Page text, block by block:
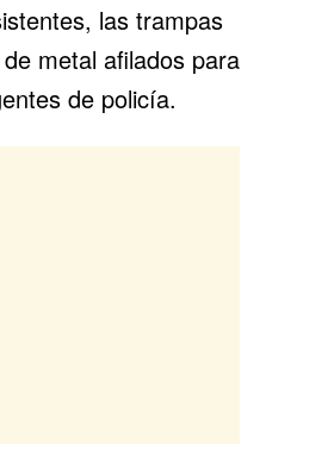
las trampas
metal afilados para
de policía.